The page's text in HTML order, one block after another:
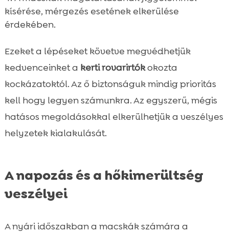
kísérése, mérgezés esetének elkerülése
érdekében.
Ezeket a lépéseket követve megvédhetjük
kedvenceinket a kerti rovarirtókokozta
kockázatoktól. Az ő biztonságuk mindig prioritás
kell hogy legyen számunkra. Az egyszerű, mégis
hatásos megoldásokkal elkerülhetjük a veszélyes
helyzetek kialakulását.
A napozás és a hőkimerültség
veszélyei
A nyári időszakban a macskák számára a